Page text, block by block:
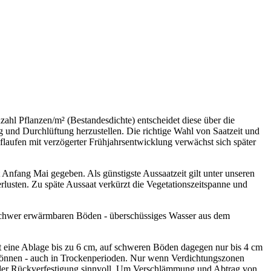
Pflanzen/m² (Bestandesdichte) entscheidet diese über die
Durchlüftung herzustellen. Die richtige Wahl von Saatzeit und
mit verzögerter Frühjahrsentwicklung verwächst sich später
Mai gegeben. Als günstigste Aussaatzeit gilt unter unseren
Zu späte Aussaat verkürzt die Vegetationszeitspanne und
erwärmbaren Böden - überschüssiges Wasser aus dem
Ablage bis zu 6 cm, auf schweren Böden dagegen nur bis 4 cm
- auch in Trockenperioden. Nur wenn Verdichtungszonen
Rückverfestigung sinnvoll. Um Verschlämmung und Abtrag von